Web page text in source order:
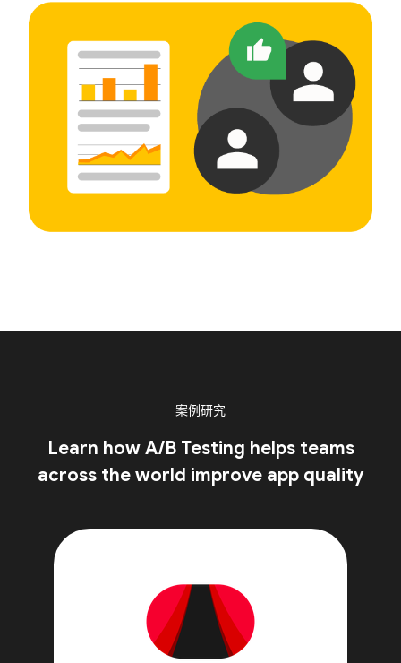
案例研究
Learn how A/B Testing helps teams
across the world improve app quality